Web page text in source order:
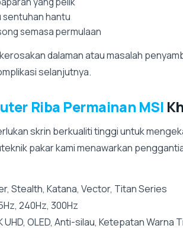
sentuhan hantu
semasa permulaan
dalaman atau masalah
selanjutnya.
Riba Permainan MSI
skrin berkualiti tinggi untuk
pakar kami menawarkan
Stealth, Katana, Vector, Titan Series
240Hz, 300Hz
OLED, Anti-silau, Ketepatan Warna